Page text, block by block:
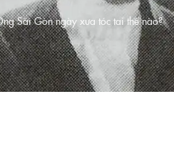
Sài Gòn ngày xưa tóc tai thế nào?